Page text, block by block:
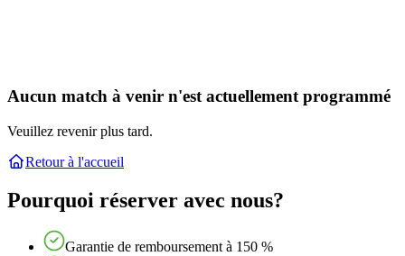
Aucun match à venir n'est actuellement programmé
Veuillez revenir plus tard.
Retour à l'accueil
Pourquoi réserver avec nous?
Garantie de remboursement à 150 %